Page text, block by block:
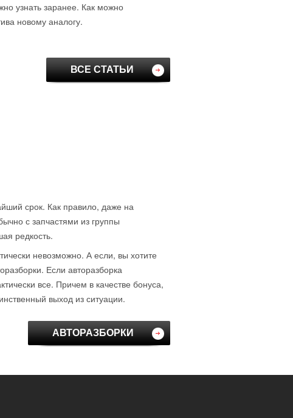
узнать заранее. Как можно
новому аналогу.
ВСЕ СТАТЬИ
срок. Как правило, даже на
с запчастями из группы
редкость.
невозможно. А если, вы хотите
Если авторазборка
все. Причем в качестве бонуса,
выход из ситуации.
АВТОРАЗБОРКИ